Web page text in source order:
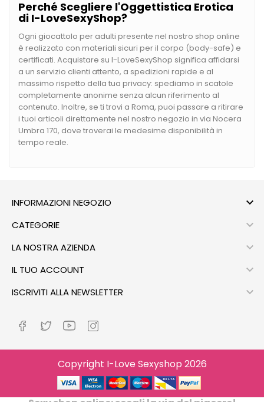
Perché Scegliere l'Oggettistica Erotica
di I-LoveSexyShop?
Ogni giocattolo per adulti presente nel nostro shop online
è realizzato con materiali sicuri per il corpo (body-safe) e
certificati. Acquistare su I-LoveSexyShop significa affidarsi
a un servizio clienti attento, a spedizioni rapide e al
massimo rispetto della tua privacy: spediamo in scatole
completamente anonime senza alcun riferimento al
contenuto. Inoltre, se ti trovi a Roma, puoi passare a ritirare
i tuoi articoli direttamente nel nostro negozio in via Nocera
Umbra 170, dove troverai le medesime disponibilità in
tempo reale.
INFORMAZIONI NEGOZIO 
CATEGORIE 
LA NOSTRA AZIENDA 
IL TUO ACCOUNT 
ISCRIVITI ALLA NEWSLETTER 
Copyright I-Love Sexyshop 2026